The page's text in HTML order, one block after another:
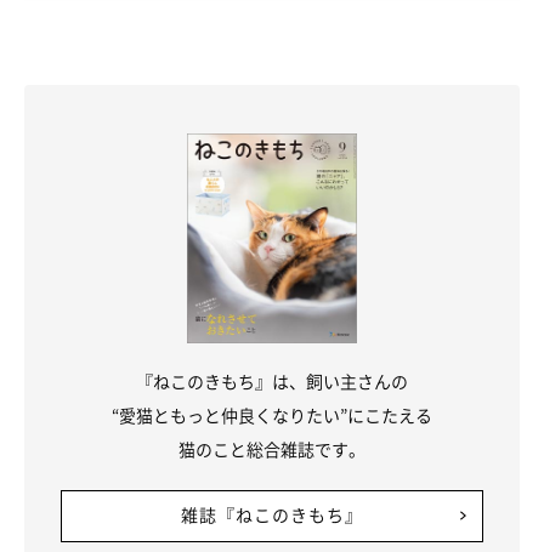
『ねこのきもち』は、飼い主さんの
“愛猫ともっと仲良くなりたい”にこたえる
猫のこと総合雑誌です。
雑誌『ねこのきもち』